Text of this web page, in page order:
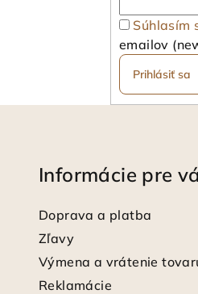
Súhlasím
emailov
Prihlásiť sa
Informácie pre
Doprava a platba
Zľavy
Výmena a vrátenie
Reklamácie